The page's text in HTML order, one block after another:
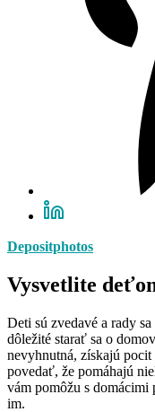
Depositphotos
Vysvetlite
Deti sú zvedavé a rady
dôležité starať sa o
nevyhnutná, získajú
povedať, že pomáhajú
vám pomôžu s domácimi
im.